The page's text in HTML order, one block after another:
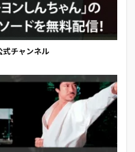
式チャンネル